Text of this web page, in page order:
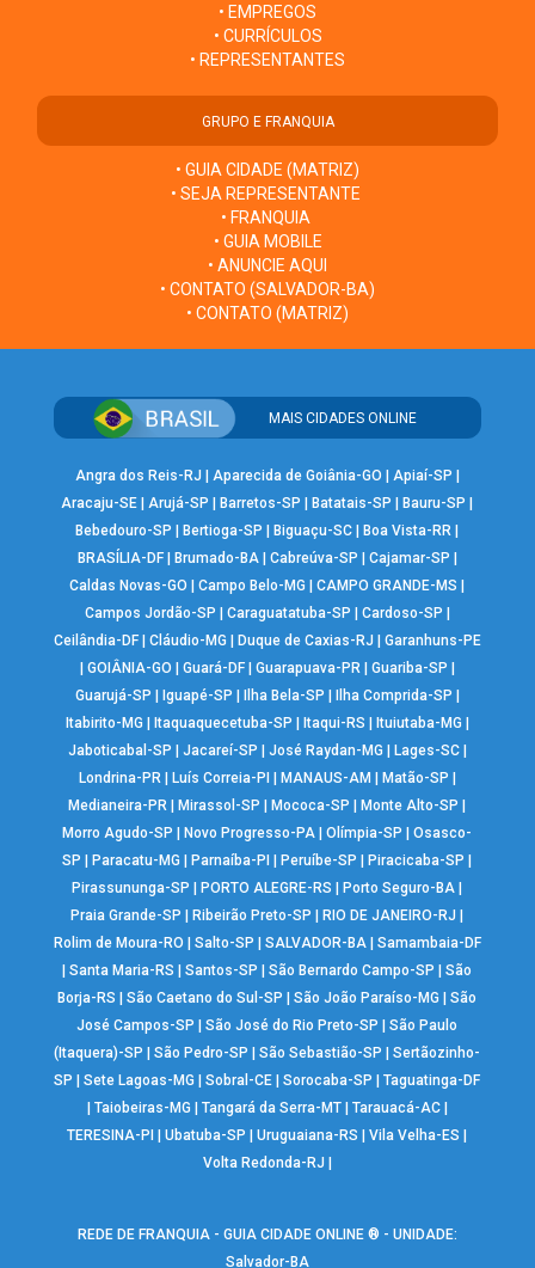
• EMPREGOS
• CURRÍCULOS
• REPRESENTANTES
GRUPO E FRANQUIA
• GUIA CIDADE (MATRIZ)
• SEJA REPRESENTANTE
• FRANQUIA
• GUIA MOBILE
• ANUNCIE AQUI
• CONTATO (SALVADOR-BA)
• CONTATO (MATRIZ)
MAIS CIDADES ONLINE
Angra dos Reis-RJ Aparecida de Goiânia-GO Apiaí-SP
Aracaju-SE |Arujá-SP Barretos-SP Batatais-SP Bauru-SP
Bebedouro-SP
Bertioga-SP Biguaçu-SC Boa Vista-RR
BRASÍLIA-DF| Brumado-BA| Cabreúva-SP Cajamar-SP
Caldas Novas-GO
|Campo Belo-MG |CAMPO GRANDE-MS
Campos Jordão-SP
Caraguatatuba-SP Cardoso-SP
Ceilândia-DF| Cláudio-MG Duque de Caxias-RJ
Garanhuns-PE
GOIÂNIA-GO Guará-DF| Guarapuava-PR| Guariba-SP
Guarujá-SP
Iguapé-SP Ilha Bela-SP Ilha Comprida-SP
Itabirito-MG
Itaquaquecetuba-SP Itaqui-RS Ituiutaba-MG
Jaboticabal-SP
Jacareí-SP José Raydan-MG Lages-SC|
Londrina-PR| Luís Correia-PI MANAUS-AM Matão-SP
Medianeira-PR
Mirassol-SP Mococa-SP Monte Alto-SP
Morro Agudo-SP
Novo Progresso-PA |Olímpia-SP |Osasco-
SP
Paracatu-MG Parnaíba-PI Peruíbe-SP Piracicaba-SP
Pirassununga-SP
PORTO ALEGRE-RS Porto Seguro-BA
Praia Grande-SP
Ribeirão Preto-SP RIO DE JANEIRO-RJ
Rolim de Moura-RO
Salto-SP SALVADOR-BA| Samambaia-DF
|Santa Maria-RS |Santos-SP |São Bernardo Campo-SP |São
Borja-RS
|São Caetano do Sul-SP |São João Paraíso-MG |São
José Campos-SP
|São José do Rio Preto-SP |São Paulo
(Itaquera)-SP
|São Pedro-SP |São Sebastião-SP |Sertãozinho-
SP
|Sete Lagoas-MG |Sobral-CE |Sorocaba-SP |Taguatinga-DF
Taiobeiras-MG Tangará da Serra-MT| Tarauacá-AC|
TERESINA-PI
|Ubatuba-SP |Uruguaiana-RS |Vila Velha-ES
Volta Redonda-RJ
REDE DE FRANQUIA - GUIA CIDADE ONLINE ® - UNIDADE:
Salvador-BA